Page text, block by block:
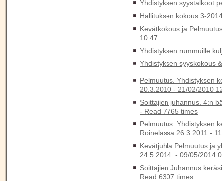
Yhdistyksen syystalkoot
Hallituksen kokous 3-
Kevätkokous ja
10:47
Yhdistyksen rummuille
Yhdistyksen syyskokous
Pelmuutus. Yhdistyksen
20.3.2010 - 21/02/2010
Soittajien juhannus. 4:n
- Read 7765 times
Pelmuutus. Yhdistyksen
Roinelassa 26.3.2011 -
Kevätjuhla Pelmuutus ja
24.5.2014. - 09/05/2014
Soittajien Juhannus
Read 6307 times